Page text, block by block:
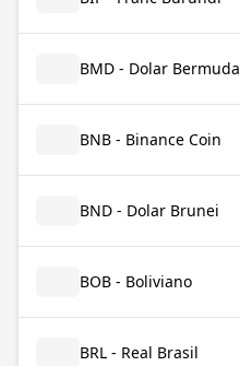
BMD - Dolar Bermuda
BNB - Binance Coin
BND - Dolar Brunei
BOB - Boliviano
BRL - Real Brasil